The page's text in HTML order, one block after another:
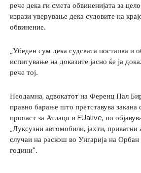
рече дека ги смета обвиненијата за
изрази уверување дека судовите на
обвинение.
„Убеден сум дека судската постапка и
испитување на доказите јасно ќе ја
рече тој.
Неодамна, адвокатот на Ференц Пал
правно барање што претставува закана
пропаст за Атлацо и EUalive, по
„Луксузни автомобили, јахти, приватни
случаи на раскош во Унгарија на Орбан
години“.